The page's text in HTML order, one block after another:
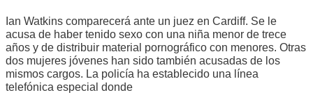
Ian Watkins comparecerá ante un juez en Cardiff. Se le
acusa de haber tenido sexo con una niña menor de trece
años y de distribuir material pornográfico con menores. Otras
dos mujeres jóvenes han sido también acusadas de los
mismos cargos. La policía ha establecido una línea
telefónica especial donde